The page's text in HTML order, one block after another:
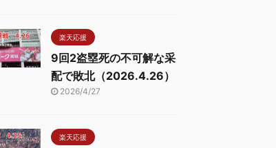
楽天応援
9回2盗塁死の不可解な采
配で敗北（2026.4.26）
2026/4/27
楽天応援